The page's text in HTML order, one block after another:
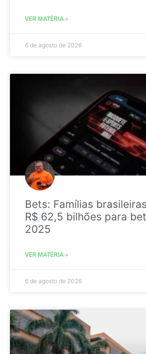
VER MATÉRIA »
6 de agosto de 2026
Bets: Famílias
R$ 62,5 bilhões para
2025
VER MATÉRIA »
6 de agosto de 2026